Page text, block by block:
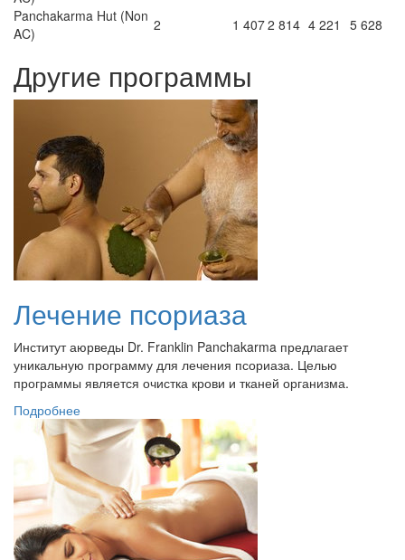
Panchakarma Hut (Non
AC)
2 1 4072 814 4 221 5 628
Другие программы
Лечение псориаза
Институт аюрведы Dr. Franklin Panchakarma предлагает
уникальную программу для лечения псориаза. Целью
программы является очистка крови и тканей организма.
Подробнее